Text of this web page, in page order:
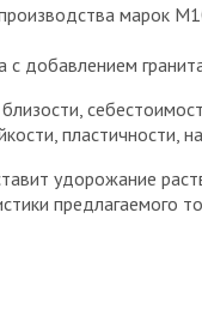
марок
добавлением
пластичности,
удорожание
предлагаемого